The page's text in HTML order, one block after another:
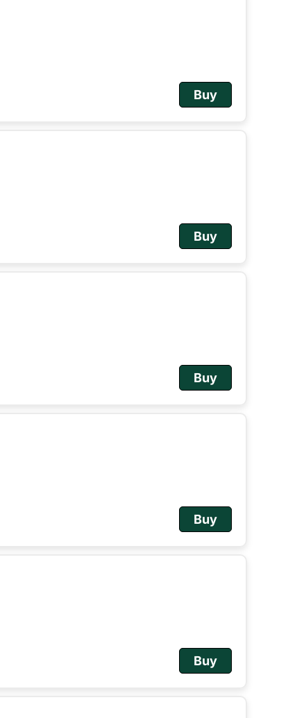
Buy
Buy
Buy
Buy
Buy